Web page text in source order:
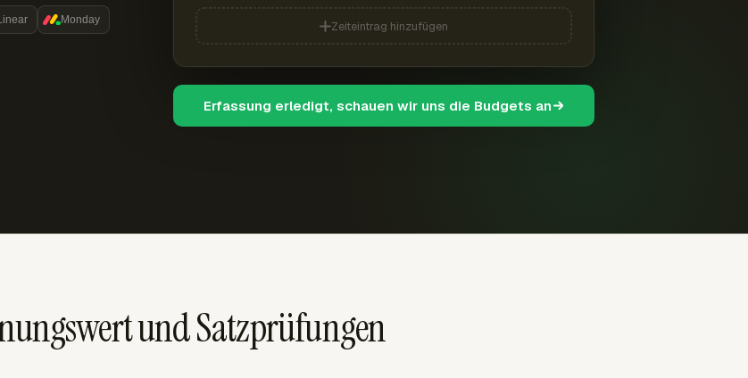
Monday Zeiteintrag hinzufügen
Erfassung erledigt, schauen wir uns die Budgets an
und Satzprüfungen